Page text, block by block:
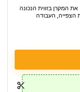
המקרן בזווית הנכונה
הצפייה, העבודה